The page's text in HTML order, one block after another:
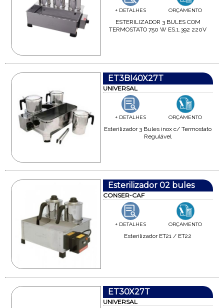
+ DETALHES ORÇAMENTO
ESTERILIZADOR 3 BULES COM
TERMOSTATO 750 W ES.1.392 220V
ET3BI40X27T
UNIVERSAL
+ DETALHES ORÇAMENTO
Esterilizador 3 Bules inox c/ Termostato
Regulável
Esterilizador 02 bules
CONSER-CAF
+ DETALHES ORÇAMENTO
Esterilizador ET21 / ET22
ET30X27T
UNIVERSAL